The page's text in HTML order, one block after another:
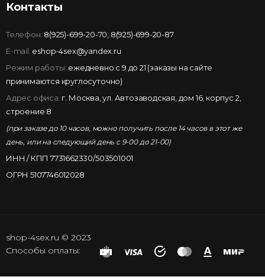
Контакты
Телефон: 8(925)-699-20-70 8(925)-699-20-87
E-mail: eshop-4sex@yandex.ru
Режим работы: ежедневно с 9 до 21 (заказы на сайте
принимаются круглосуточно)
Адрес офиса: г. Москва, ул. Автозаводская, дом 16, корпус 2,
строение 8
(при заказе до 10 часов, можно получить после 14 часов в этот же
день, или на следующий день с 9-00 до 21-00)
ИНН / КПП 7731662330/503501001
ОГРН 5107746012028
shop-4sex.ru © 2023
Способы оплаты: